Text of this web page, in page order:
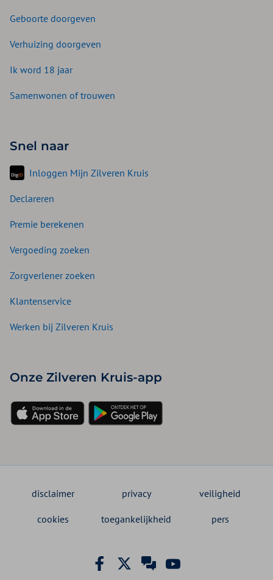
Geboorte doorgeven
Verhuizing doorgeven
Ik word 18 jaar
Samenwonen of trouwen
Snel naar
Inloggen Mijn Zilveren Kruis
Declareren
Premie berekenen
Vergoeding zoeken
Zorgverlener zoeken
Klantenservice
Werken bij Zilveren Kruis
Onze Zilveren Kruis-app
disclaimer privacy veiligheid
cookies toegankelijkheid pers